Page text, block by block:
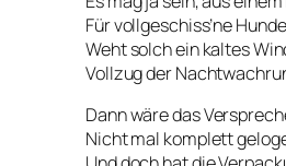
Für vollgeschiss’ne Hunde
Weht solch ein kaltes
Vollzug der
Dann wäre das
Nicht mal komplett